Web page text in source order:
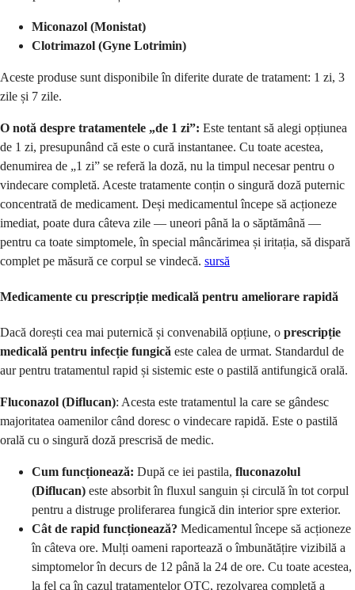
Miconazol (Monistat)
Clotrimazol (Gyne Lotrimin)
Aceste produse sunt disponibile în diferite durate de tratament: 1 zi, 3
zile și 7 zile.
O notă despre tratamentele „de 1 zi”: Este tentant să alegi opțiunea
de 1 zi, presupunând că este o cură instantanee. Cu toate acestea,
denumirea de „1 zi” se referă la doză, nu la timpul necesar pentru o
vindecare completă. Aceste tratamente conțin o singură doză puternic
concentrată de medicament. Deși medicamentul începe să acționeze
imediat, poate dura câteva zile — uneori până la o săptămână —
pentru ca toate simptomele, în special mâncărimea și iritația, să dispară
complet pe măsură ce corpul se vindecă. sursă
Medicamente cu prescripție medicală pentru ameliorare rapidă
Dacă dorești cea mai puternică și convenabilă opțiune, o prescripție
medicală pentru infecție fungică este calea de urmat. Standardul de
aur pentru tratamentul rapid și sistemic este o pastilă antifungică orală.
Fluconazol (Diflucan): Acesta este tratamentul la care se gândesc
majoritatea oamenilor când doresc o vindecare rapidă. Este o pastilă
orală cu o singură doză prescrisă de medic.
Cum funcționează: După ce iei pastila, fluconazolul
(Diflucan) este absorbit în fluxul sanguin și circulă în tot corpul
pentru a distruge proliferarea fungică din interior spre exterior.
Cât de rapid funcționează? Medicamentul începe să acționeze
în câteva ore. Mulți oameni raportează o îmbunătățire vizibilă a
simptomelor în decurs de 12 până la 24 de ore. Cu toate acestea,
la fel ca în cazul tratamentelor OTC, rezolvarea completă a